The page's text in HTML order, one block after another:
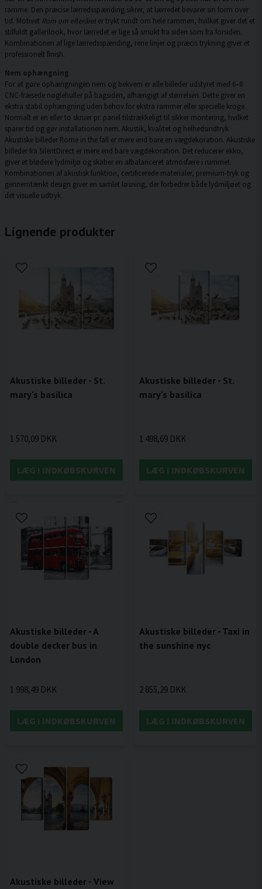
ramme. Den præcise lærredsspænding sikrer, at lærredet bevarer sin form over
tid. Motivet Rom om efteråreter trykt rundt om hele rammen, hvilket giver det et
stilfuldt gallerilook, hvor lærredet er lige så smukt fra siden som fra forsiden.
Kombinationen af lige lærredsspænding, rene linjer og præcis trykning giver et
professionelt finish.
Nem ophængning
For at gøre ophængningen nem og bekvem er alle billeder udstyret med 6–8
CNC-fræsede nøglehuller på bagsiden, afhængigt af størrelsen. Dette giver en
ekstra stabil ophængning uden behov for ekstra rammer eller specielle kroge.
Normalt er en eller to skruer pr. panel tilstrækkeligt til sikker montering, hvilket
sparer tid og gør installationen nem. Akustik, kvalitet og helhedsindtryk
Akustiske billeder Rome in the fall er mere end bare en vægdekoration. Akustiske
billeder fra SilentDirect er mere end bare vægdekoration. Det reducerer ekko,
giver et blødere lydmiljø og skaber en afbalanceret atmosfære i rummet.
Kombinationen af akustisk funktion, certificerede materialer, premium-tryk og
gennemtænkt design giver en samlet løsning, der forbedrer både lydmiljøet og
det visuelle udtryk.
Lignende produkter
Akustiske billeder - St.
mary's basilica
1 570,09 DKK
LÆG I INDKØBSKURVEN
Akustiske billeder - St.
mary's basilica
1 498,69 DKK
LÆG I INDKØBSKURVEN
Akustiske billeder - A
double decker bus in
London
1 998,49 DKK
LÆG I INDKØBSKURVEN
Akustiske billeder - Taxi in
the sunshine nyc
2 855,29 DKK
LÆG I INDKØBSKURVEN
Akustiske billeder - View